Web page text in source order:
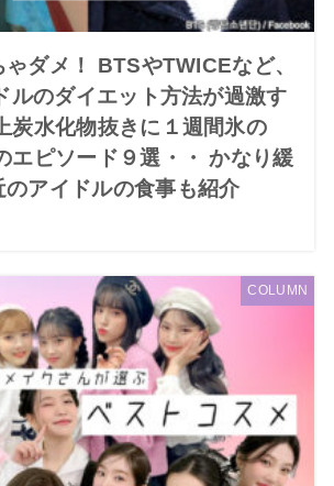
ダメ！ BTSやTWICEなど、
ルのダイエット方法が過激す
炭水化物抜きに１週間氷の
エピソード９選・・ かなり緩
アイドルの食事も紹介
COLUMN